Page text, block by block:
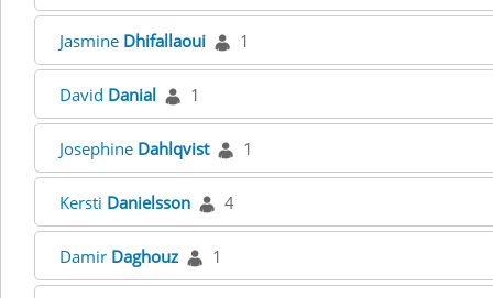
Jasmine Dhifallaoui 1
David Danial 1
Josephine Dahlqvist 1
Kersti Danielsson 4
Damir Daghouz 1